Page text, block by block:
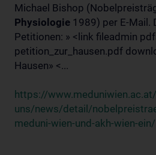
Michael Bishop
Physiologie 1989) per E-Mail.
Petitionen: » <link fileadmin
petition_zur_hausen.pdf
Hausen» <...
https://
uns/news/detail/
meduni-wien-und-akh-wien-ein/